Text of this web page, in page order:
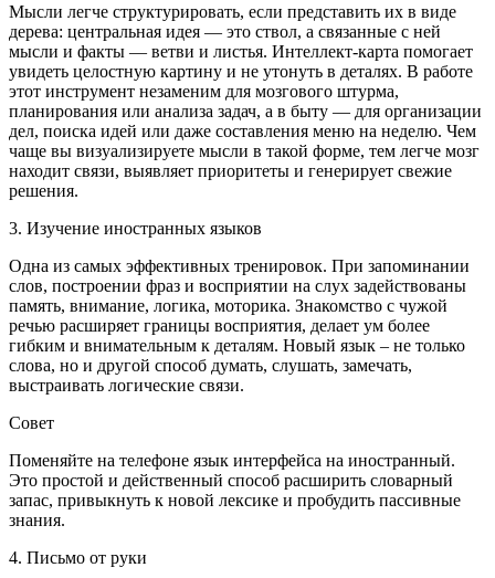
Мысли легче структурировать, если представить их в виде
дерева: центральная идея — это ствол, а связанные с ней
мысли и факты — ветви и листья. Интеллект-карта помогает
увидеть целостную картину и не утонуть в деталях. В работе
этот инструмент незаменим для мозгового штурма,
планирования или анализа задач, а в быту — для организации
дел, поиска идей или даже составления меню на неделю. Чем
чаще вы визуализируете мысли в такой форме, тем легче мозг
находит связи, выявляет приоритеты и генерирует свежие
решения.
3. Изучение иностранных языков
Одна из самых эффективных тренировок. При запоминании
слов, построении фраз и восприятии на слух задействованы
память, внимание, логика, моторика. Знакомство с чужой
речью расширяет границы восприятия, делает ум более
гибким и внимательным к деталям. Новый язык – не только
слова, но и другой способ думать, слушать, замечать,
выстраивать логические связи.
Совет
Поменяйте на телефоне язык интерфейса на иностранный.
Это простой и действенный способ расширить словарный
запас, привыкнуть к новой лексике и пробудить пассивные
знания.
4. Письмо от руки